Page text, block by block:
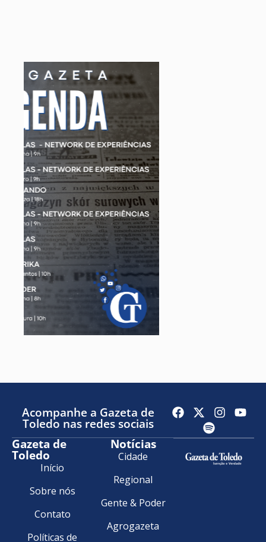
Acompanhe a Gazeta de
Toledo nas redes sociais
Gazeta de
Toledo
Início
Sobre nós
Contato
Políticas de
Notícias
Cidade
Regional
Gente & Poder
Agrogazeta